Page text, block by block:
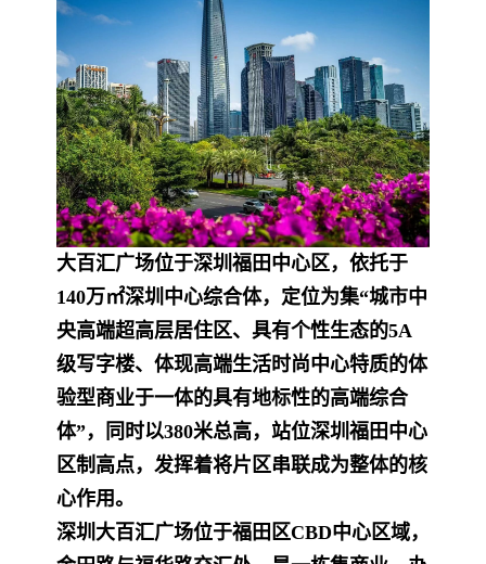
大百汇广场位于深圳福田中心区，依托于
140万㎡深圳中心综合体，定位为集“城市中
央高端超高层居住区、具有个性生态的5A
级写字楼、体现高端生活时尚中心特质的体
验型商业于一体的具有地标性的高端综合
体”，同时以380米总高，站位深圳福田中心
区制高点，发挥着将片区串联成为整体的核
心作用。
深圳大百汇广场位于福田区CBD中心区域，